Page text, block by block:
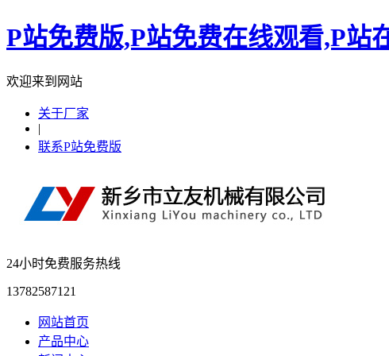
P站免费版,P站免费在线观看,P站
欢迎来到网站
关于厂家
|
联系P站免费版
24小时免费服务热线
13782587121
网站首页
产品中心